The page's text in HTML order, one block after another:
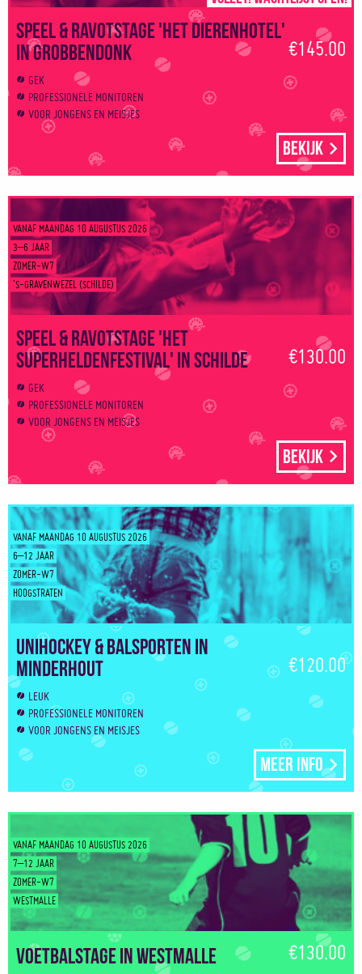
Speel & ravotstage 'Het dierenhotel'
in Grobbendonk
€145.00
GEK
PROFESSIONELE MONITOREN
VOOR JONGENS EN MEISJES
Bekijk
VANAF MAANDAG 10 AUGUSTUS 2026
3–6 JAAR
ZOMER-W7
’S-GRAVENWEZEL (SCHILDE)
Speel & Ravotstage 'Het
superheldenfestival' in Schilde
€130.00
GEK
PROFESSIONELE MONITOREN
VOOR JONGENS EN MEISJES
Bekijk
VANAF MAANDAG 10 AUGUSTUS 2026
6–12 JAAR
ZOMER-W7
HOOGSTRATEN
Unihockey & Balsporten in
Minderhout
€120.00
LEUK
PROFESSIONELE MONITOREN
VOOR JONGENS EN MEISJES
Meer info
VANAF MAANDAG 10 AUGUSTUS 2026
7–12 JAAR
ZOMER-W7
WESTMALLE
Voetbalstage in Westmalle €130.00